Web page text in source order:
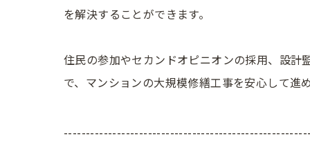
を解決することができます。
住民の参加やセカンドオピニオンの採用、設計
で、マンションの大規模修繕工事を安心して進